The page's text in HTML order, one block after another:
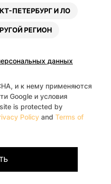
ПЕТЕРБУРГ И ЛО
РЕГИОН
данных
и к нему применяются
Google и условия
is protected by
Policy and Terms of